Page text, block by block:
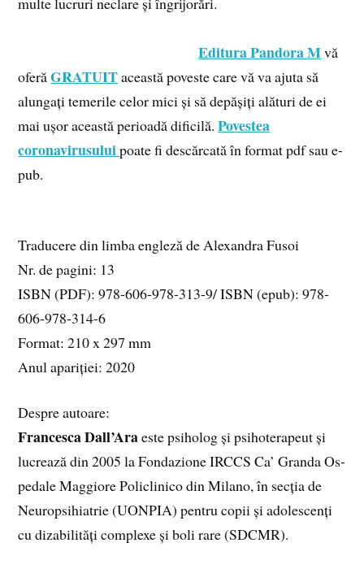
Editura Pandora Mvă
oferăGRATUITaceastă poveste care vă va ajuta să
alungați temerile celor mici și să depășiți alături de ei
mai ușor această perioadă dificilă.Povestea
coronavirusuluipoate fi descărcată în format pdf sau e-
pub.
Traducere din limba engleză de Alexandra Fusoi
Nr. de pagini: 13
ISBN (PDF): 978-606-978-313-9/ ISBN (epub): 978-
606-978-314-6
Format: 210 x 297 mm
Anul apariției: 2020
Despre autoare:
Francesca Dall’Araeste psiholog și psihoterapeut și
lucrează din 2005 la Fondazione IRCCS Ca’ Granda Os-
pedale Maggiore Policlinico din Milano, în secția de
Neuropsihiatrie (UONPIA) pentru copii și adolescenți
cu dizabilități complexe și boli rare (SDCMR).